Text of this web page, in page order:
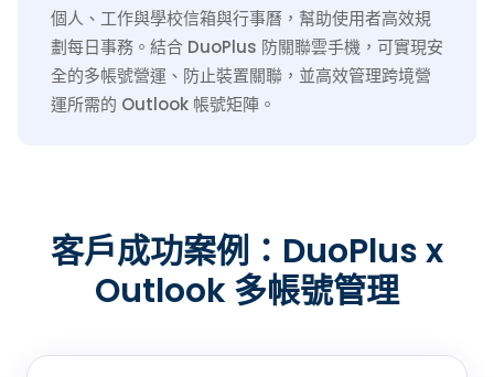
個人、工作與學校信箱與行事曆，幫助使用者高效規
劃每日事務。結合 DuoPlus 防關聯雲手機，可實現安
全的多帳號營運、防止裝置關聯，並高效管理跨境營
運所需的 Outlook 帳號矩陣。
客戶成功案例：DuoPlus x
Outlook 多帳號管理